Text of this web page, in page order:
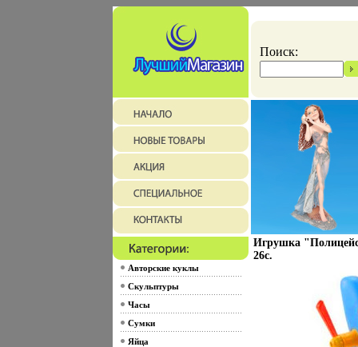
Поиск:
Авторские куклы
Скульптуры
Часы
Сумки
Яйца
Игрушка
26c.